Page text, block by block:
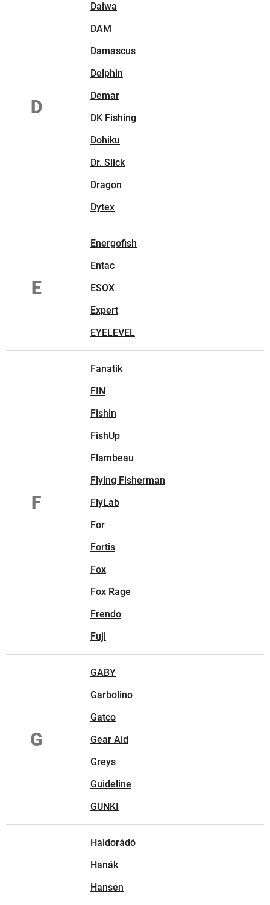
D
Daiwa
DAM
Damascus
Delphin
Demar
DK Fishing
Dohiku
Dr. Slick
Dragon
Dytex
E
Energofish
Entac
ESOX
Expert
EYELEVEL
F
Fanatik
FIN
Fishin
FishUp
Flambeau
Flying Fisherman
FlyLab
For
Fortis
Fox
Fox Rage
Frendo
Fuji
G
GABY
Garbolino
Gatco
Gear Aid
Greys
Guideline
GUNKI
Haldorádó
Hanák
Hansen